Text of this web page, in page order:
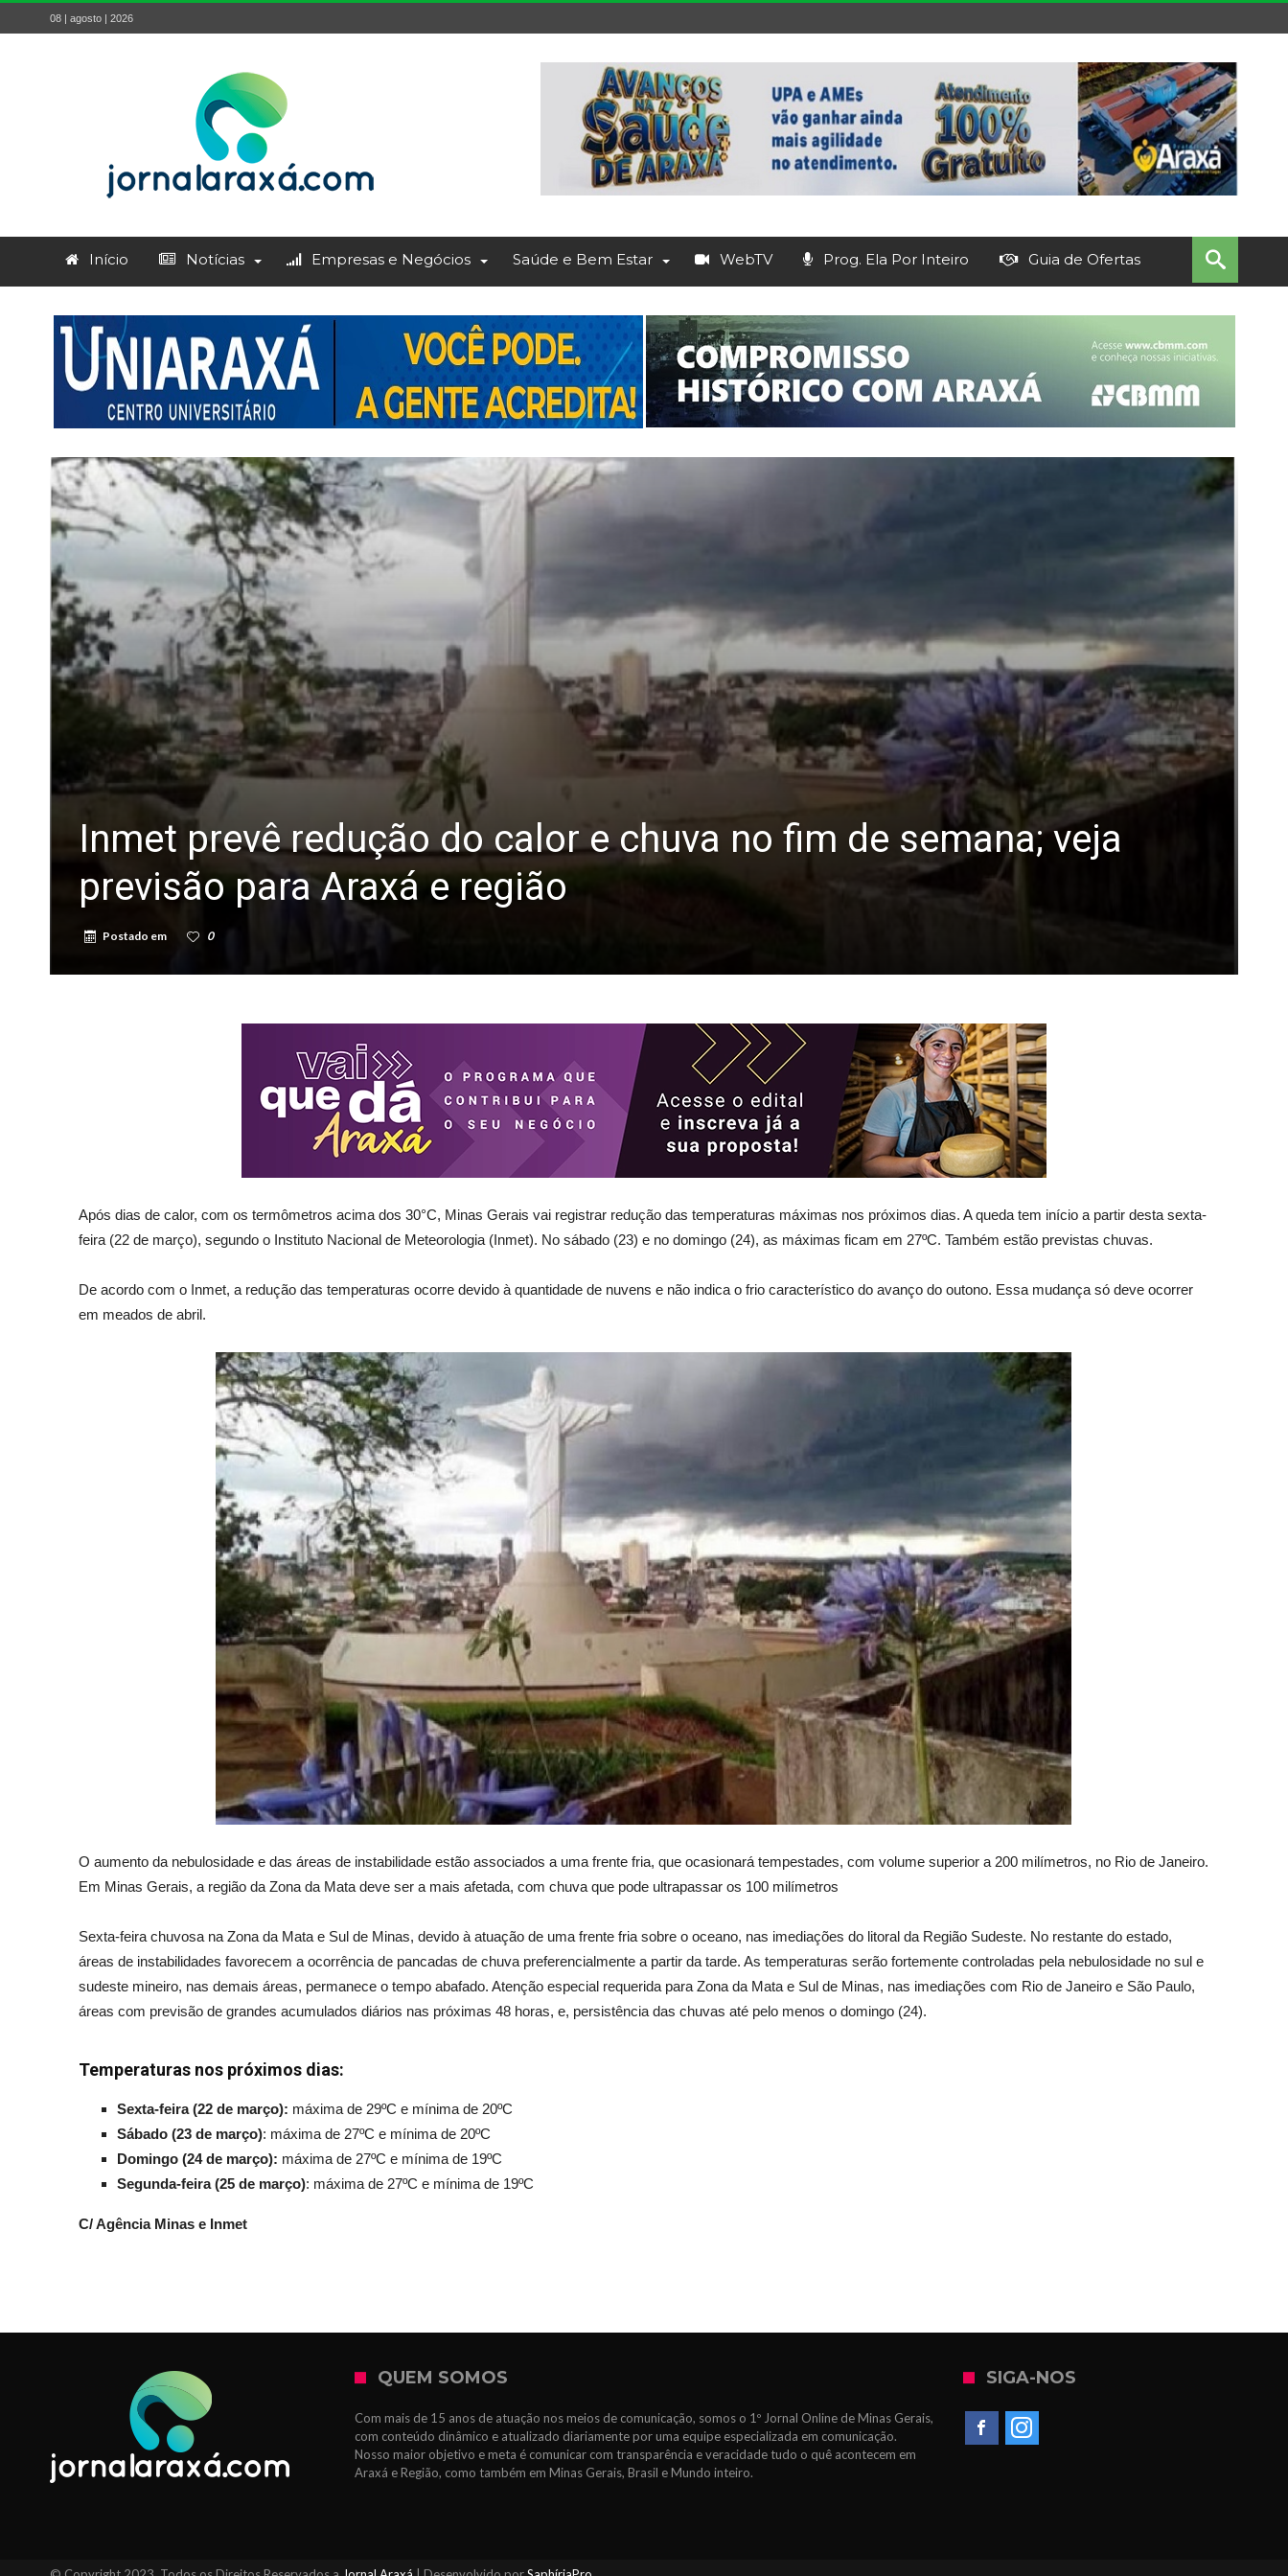
08 | agosto | 2026
Início Notícias Empresas e Negócios Saúde e Bem Estar WebTV Prog. Ela Por Inteiro Guia de Ofertas
Inmet prevê redução do calor e chuva no fim de semana; veja
previsão para Araxá e região
Postado em 0
Após dias de calor, com os termômetros acima dos 30°C, Minas Gerais vai registrar redução das temperaturas máximas nos próximos dias. A queda tem início a partir desta sexta-
feira (22 de março), segundo o Instituto Nacional de Meteorologia (Inmet). No sábado (23) e no domingo (24), as máximas ficam em 27ºC. Também estão previstas chuvas.
De acordo com o Inmet, a redução das temperaturas ocorre devido à quantidade de nuvens e não indica o frio característico do avanço do outono. Essa mudança só deve ocorrer
em meados de abril.
O aumento da nebulosidade e das áreas de instabilidade estão associados a uma frente fria, que ocasionará tempestades, com volume superior a 200 milímetros, no Rio de Janeiro.
Em Minas Gerais, a região da Zona da Mata deve ser a mais afetada, com chuva que pode ultrapassar os 100 milímetros
Sexta-feira chuvosa na Zona da Mata e Sul de Minas, devido à atuação de uma frente fria sobre o oceano, nas imediações do litoral da Região Sudeste. No restante do estado,
áreas de instabilidades favorecem a ocorrência de pancadas de chuva preferencialmente a partir da tarde. As temperaturas serão fortemente controladas pela nebulosidade no sul e
sudeste mineiro, nas demais áreas, permanece o tempo abafado. Atenção especial requerida para Zona da Mata e Sul de Minas, nas imediações com Rio de Janeiro e São Paulo,
áreas com previsão de grandes acumulados diários nas próximas 48 horas, e, persistência das chuvas até pelo menos o domingo (24).
Temperaturas nos próximos dias:
Sexta-feira (22 de março): máxima de 29ºC e mínima de 20ºC
Sábado (23 de março): máxima de 27ºC e mínima de 20ºC
Domingo (24 de março): máxima de 27ºC e mínima de 19ºC
Segunda-feira (25 de março): máxima de 27ºC e mínima de 19ºC
C/ Agência Minas e Inmet
QUEM SOMOS
Com mais de 15 anos de atuação nos meios de comunicação, somos o 1º Jornal Online de Minas Gerais,
com conteúdo dinâmico e atualizado diariamente por uma equipe especializada em comunicação.
Nosso maior objetivo e meta é comunicar com transparência e veracidade tudo o quê acontecem em
Araxá e Região, como também em Minas Gerais, Brasil e Mundo inteiro.
SIGA-NOS